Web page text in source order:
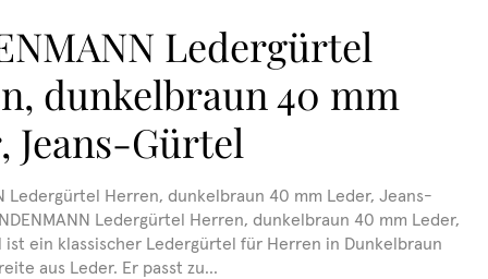
Ledergürtel
dunkelbraun 40 mm
Jeans-Gürtel
Ledergürtel Herren, dunkelbraun 40 mm Leder, Jeans-
Ledergürtel Herren, dunkelbraun 40 mm Leder,
ein klassischer Ledergürtel für Herren in Dunkelbraun
aus Leder. Er passt zu...